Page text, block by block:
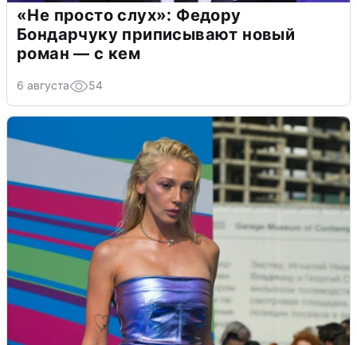
«Не просто слух»: Федору
Бондарчуку приписывают новый
роман — с кем
6 августа 54